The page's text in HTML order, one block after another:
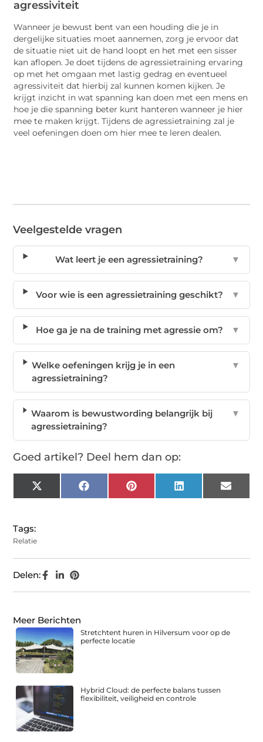
agressiviteit
Wanneer je bewust bent van een houding die je in
dergelijke situaties moet aannemen, zorg je ervoor dat
de situatie niet uit de hand loopt en het met een sisser
kan aflopen. Je doet tijdens de agressietraining ervaring
op met het omgaan met lastig gedrag en eventueel
agressiviteit dat hierbij zal kunnen komen kijken. Je
krijgt inzicht in wat spanning kan doen met een mens en
hoe je die spanning beter kunt hanteren wanneer je hier
mee te maken krijgt. Tijdens de agressietraining zal je
veel oefeningen doen om hier mee te leren dealen.
Veelgestelde vragen
Wat leert je een agressietraining? ▼
Voor wie is een agressietraining geschikt? ▼
Hoe ga je na de training met agressie om? ▼
Welke oefeningen krijg je in een
agressietraining?
▼
Waarom is bewustwording belangrijk bij
agressietraining?
▼
Goed artikel? Deel hem dan op:
X
(Twitter)
Facebook Pinterest LinkedIn Email
Tags:
Relatie
Delen:
Meer Berichten
Stretchtent huren in Hilversum voor op de
perfecte locatie
Hybrid Cloud: de perfecte balans tussen
flexibiliteit, veiligheid en controle